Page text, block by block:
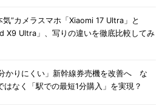
気”カメラスマホ「Xiaomi 17 Ultra」と
X9 Ultra」、写りの違いを徹底比較してみ
かりにくい」新幹線券売機を改善へ な
はなく「駅での最短1分購入」を実現？